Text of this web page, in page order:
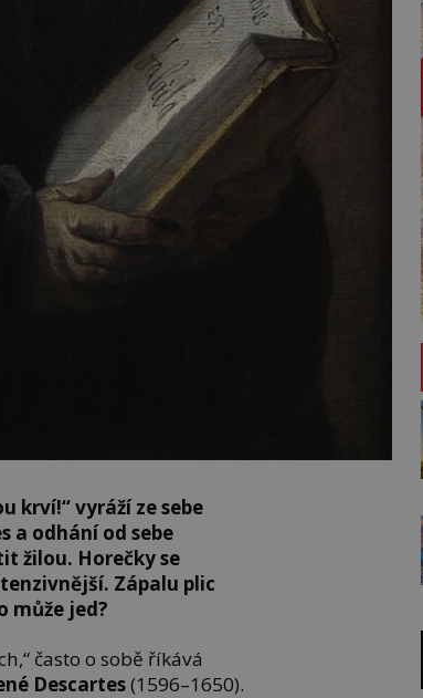
krví!“ vyráží ze sebe
a odhání od sebe
žilou. Horečky se
Zápalu plic
může jed?
často o sobě říkává
Descartes(1596–1650).